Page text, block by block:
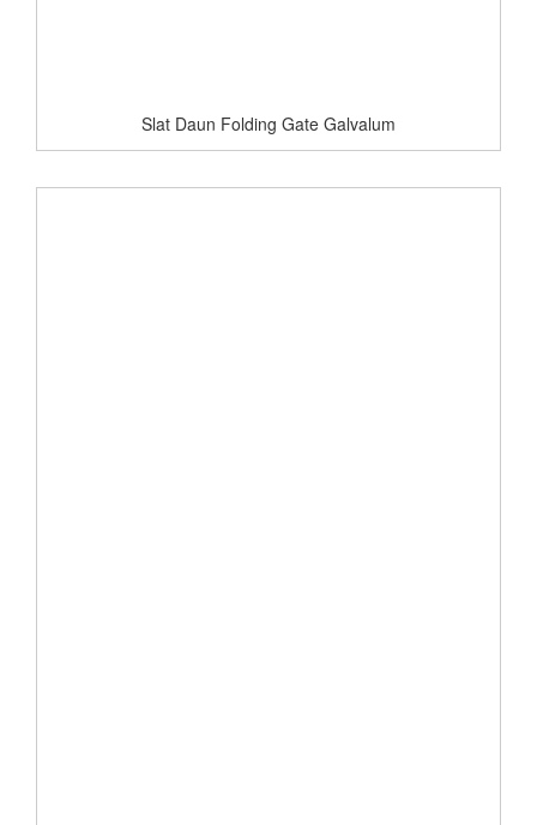
Slat Daun Folding Gate Galvalum